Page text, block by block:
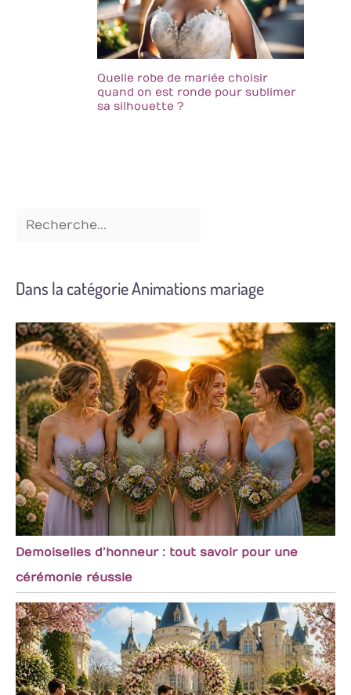
Quelle robe de mariée choisir
quand on est ronde pour sublimer
sa silhouette ?
Dans la catégorie Animations mariage
Demoiselles d’honneur : tout savoir pour une
cérémonie réussie